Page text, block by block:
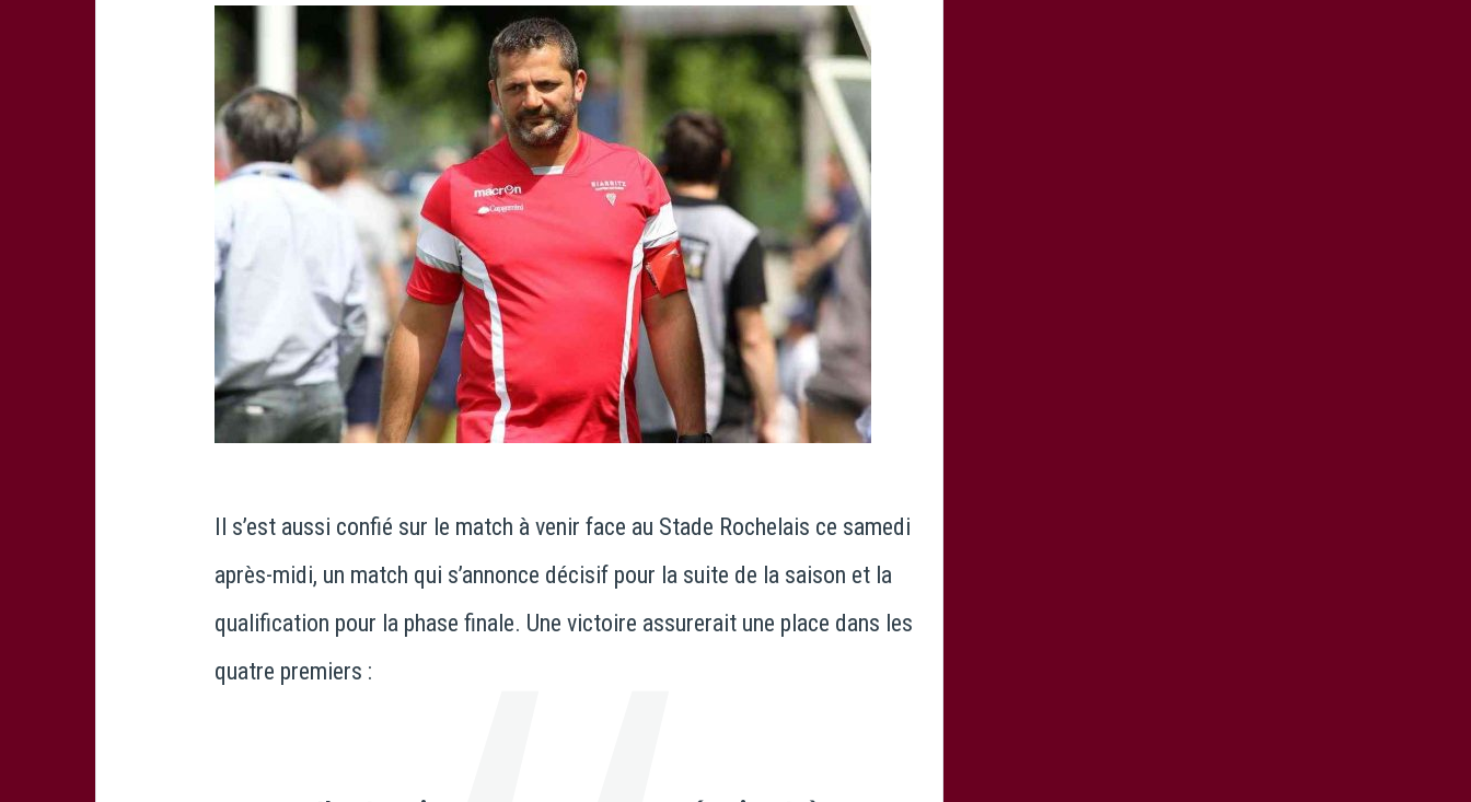
Il s’est aussi confié sur le match à venir face au Stade Rochelais ce samedi
après-midi, un match qui s’annonce décisif pour la suite de la saison et la
qualification pour la phase finale. Une victoire assurerait une place dans les
quatre premiers :